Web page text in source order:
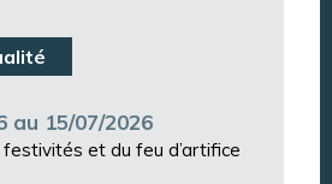
au 15/07/2026
et du feu d’artifice